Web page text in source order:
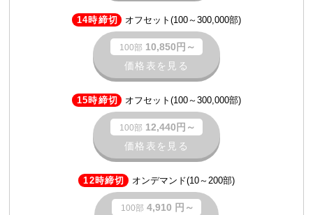
14時締切 オフセット(100～300,000部)
100部 10,850円～
価格表を見る
15時締切 オフセット(100～300,000部)
100部 12,440円～
価格表を見る
12時締切 オンデマンド(10～200部)
100部 4,910 円～